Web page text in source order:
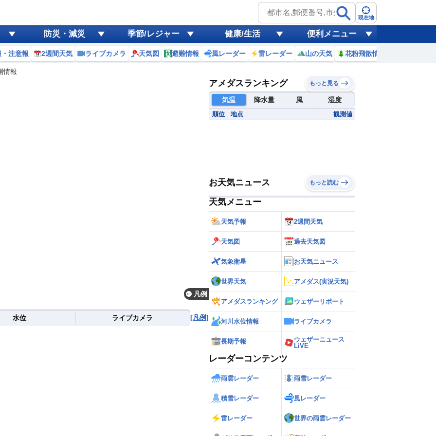
現在地
防災・減災 季節/レジャー 健康/生活 便利メニュー
注意報 2週間天気 ライブカメラ 天気図 避難情報 風レーダー 雷レーダー 山の天気 花粉飛散情報
情報
凡例
30mm~
15~19mm
10~14mm
5~9mm
3~4mm
1~2mm
氾濫危険
避難判断
氾濫注意
水防団待機
平常・基準なし
欠測
ライブカメラ
水位 ライブカメラ [凡例]
アメダスランキング もっと見る
気温 降水量 風 湿度
順位 地点 観測値
お天気ニュース もっと読む
天気メニュー
天気予報 2週間天気
天気図 過去天気図
気象衛星 お天気ニュース
世界天気 アメダス(実況天気)
アメダスランキング ウェザーリポート
河川水位情報 ライブカメラ
長期予報
ウェザーニュース
LiVE
レーダーコンテンツ
雨雲レーダー 雨雪レーダー
積雪レーダー 風レーダー
雷レーダー 世界の雨雲レーダー